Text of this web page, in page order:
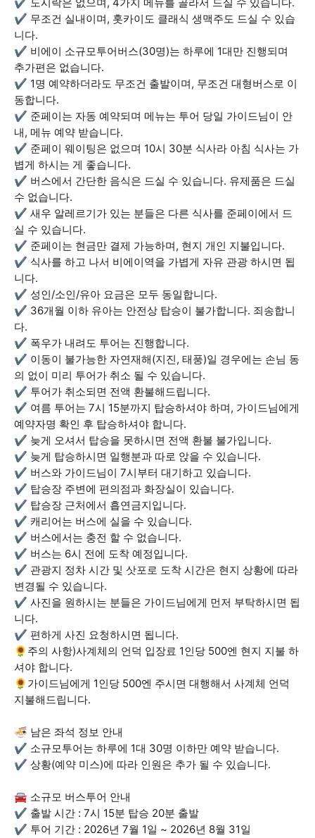
✔ 무조건 실내이며, 홋카이도 클래식 생맥주도 드실 수 있습
니다.
✔ 비에이 소규모투어버스(30명)는 하루에 1대만 진행되며
추가편은 없습니다.
✔ 1명 예약하더라도 무조건 출발이며, 무조건 대형버스로 이
동합니다.
✔ 준페이는 자동 예약되며 메뉴는 투어 당일 가이드님이 안
내, 메뉴 예약 받습니다.
✔ 준페이 웨이팅은 없으며 10시 30분 식사라 아침 식사는 가
볍게 하시는 게 좋습니다.
✔ 버스에서 간단한 음식은 드실 수 있습니다. 유제품은 드실
수 없습니다.
✔ 새우 알레르기가 있는 분들은 다른 식사를 준페이에서 드
실 수 있습니다.
✔ 준페이는 현금만 결제 가능하며, 현지 개인 지불입니다.
✔ 식사를 하고 나서 비에이역을 가볍게 자유 관광 하시면 됩
니다.
✔ 성인/소인/유아 요금은 모두 동일합니다.
✔ 36개월 이하 유아는 안전상 탑승이 불가합니다. 죄송합니
다.
✔ 폭우가 내려도 투어는 진행합니다.
✔ 이동이 불가능한 자연재해(지진, 태풍)일 경우에는 손님 동
의 없이 미리 투어가 취소 될 수 있습니다.
✔ 투어가 취소되면 전액 환불해드립니다.
✔ 여름 투어는 7시 15분까지 탑승하셔야 하며, 가이드님에게
예약자명 확인 후 탑승하셔야 합니다.
✔ 늦게 오셔서 탑승을 못하시면 전액 환불 불가입니다.
✔ 늦게 탑승하시면 일행분과 따로 앉을 수 있습니다.
✔ 버스와 가이드님이 7시부터 대기하고 있습니다.
✔ 탑승장 주변에 편의점과 화장실이 있습니다.
✔ 탑승장 근처에서 흡연금지입니다.
✔ 캐리어는 버스에 실을 수 있습니다.
✔ 버스에서는 충전 할 수 없습니다.
✔ 버스는 6시 전에 도착 예정입니다.
✔ 관광지 정차 시간 및 삿포로 도착 시간은 현지 상황에 따라
변경될 수 있습니다.
✔ 사진을 원하시는 분들은 가이드님에게 먼저 부탁하시면 됩
니다.
✔ 편하게 사진 요청하시면 됩니다.
🌻주의 사항)사계체의 언덕 입장료 1인당 500엔 현지 지불 하
셔야 합니다.
🌻가이드님에게 1인당 500엔 주시면 대행해서 사계체 언덕
지불해드립니다.
🍜 남은 좌석 정보 안내
✔ 소규모투어는 하루에 1대 30명 이하만 예약 받습니다.
✔ 상황(예약 미스)에 따라 인원은 추가 될 수 있습니다.
🚘 소규모 버스투어 안내
✔ 출발 시간 : 7시 15분 탑승 20분 출발
✔ 투어 기간 : 2026년 7월 1일 ~ 2026년 8월 31일